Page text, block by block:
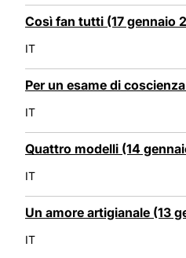
Così fan tutti (17 gennaio
IT
Per un esame di
IT
Quattro modelli (14
IT
Un amore artigianale (13
IT